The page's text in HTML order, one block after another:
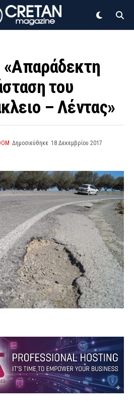
του
– Λέντας»
Δημοσιεύθηκε 18 Δεκεμβρίου 2017